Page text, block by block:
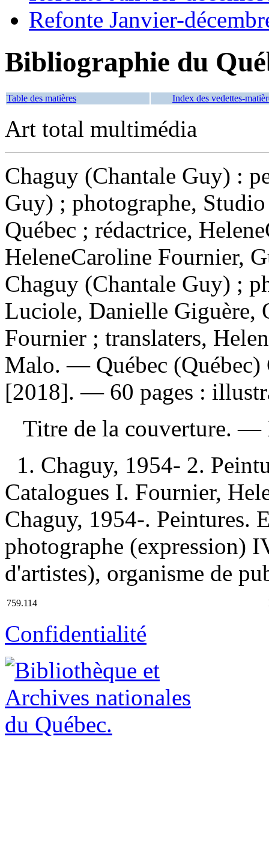
Refonte Janvier-
Bibliographie du
Table des matières Index des vedettes-
Art total multimédia
Chaguy (Chantale Guy) :
Guy) ; photographe,
Québec ; rédactrice,
HeleneCaroline Fournier,
Chaguy (Chantale Guy) ;
Luciole, Danielle Giguère,
Fournier ; translaters,
Malo. — Québec (Québec)
[2018]. — 60 pages :
Titre de la couverture. —
1. Chaguy, 1954- 2.
Catalogues I. Fournier,
Chaguy, 1954-.
photographe (expression)
d'artistes), organisme de
759.114
Confidentialité